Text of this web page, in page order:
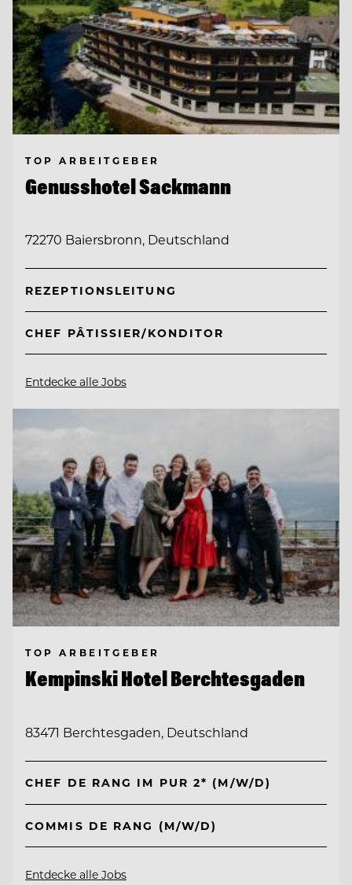
TOP ARBEITGEBER
Genusshotel Sackmann
72270 Baiersbronn, Deutschland
REZEPTIONSLEITUNG
CHEF PÂTISSIER/KONDITOR
Entdecke alle Jobs
TOP ARBEITGEBER
Kempinski Hotel Berchtesgaden
83471 Berchtesgaden, Deutschland
CHEF DE RANG IM PUR 2* (M/W/D)
COMMIS DE RANG (M/W/D)
Entdecke alle Jobs